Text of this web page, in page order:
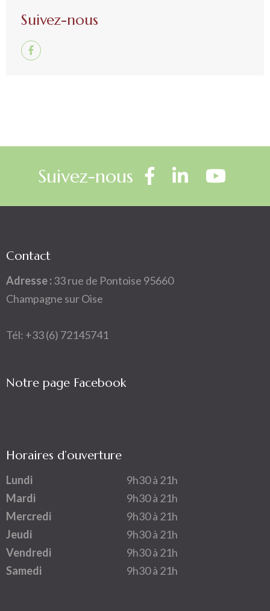
Suivez-nous
Suivez-nous
Contact
Adresse : 33 rue de Pontoise 95660
Champagne sur Oise
Tél: +33 (6) 72145741
Notre page Facebook
Horaires d’ouverture
Lundi
9h30 à 21h
Mardi
9h30 à 21h
Mercredi
9h30 à 21h
Jeudi
9h30 à 21h
Vendredi
9h30 à 21h
Samedi
9h30 à 21h